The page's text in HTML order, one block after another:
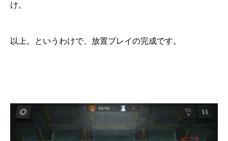
け。
以上。というわけで、放置プレイの完成です。